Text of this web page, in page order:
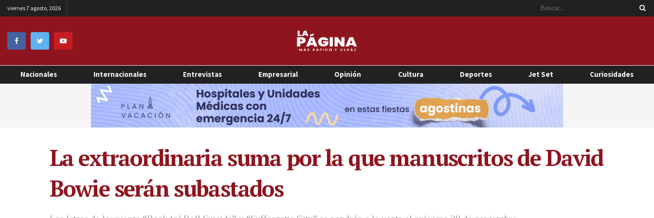
viernes 7 agosto, 2026
Nacionales Internacionales Entrevistas Empresarial Opinión Cultura Deportes Jet Set Curiosidades
La extraordinaria suma por la que manuscritos de David
Bowie serán subastados